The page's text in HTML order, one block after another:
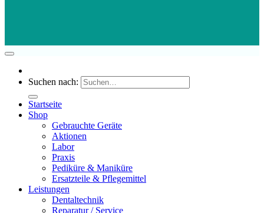
Suchen nach:
Startseite
Shop
Gebrauchte Geräte
Aktionen
Labor
Praxis
Pediküre & Maniküre
Ersatzteile & Pflegemittel
Leistungen
Dentaltechnik
Reparatur / Service